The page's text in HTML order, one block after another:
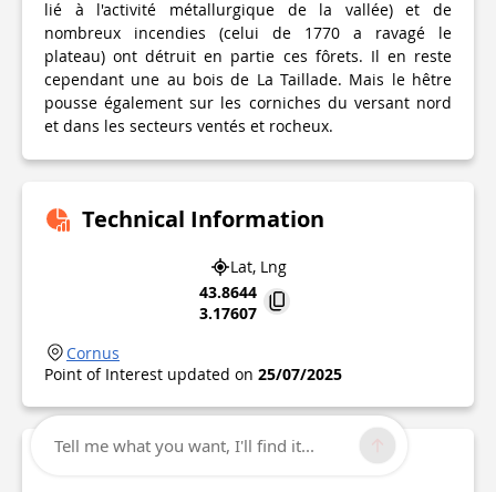
lié à l'activité métallurgique de la vallée) et de
nombreux incendies (celui de 1770 a ravagé le
plateau) ont détruit en partie ces fôrets. Il en reste
cependant une au bois de La Taillade. Mais le hêtre
pousse également sur les corniches du versant nord
et dans les secteurs ventés et rocheux.
Technical Information
Lat, Lng
43.8644
3.17607
Cornus
Point of Interest updated on 25/07/2025
Tell me what you want, I'll find it...